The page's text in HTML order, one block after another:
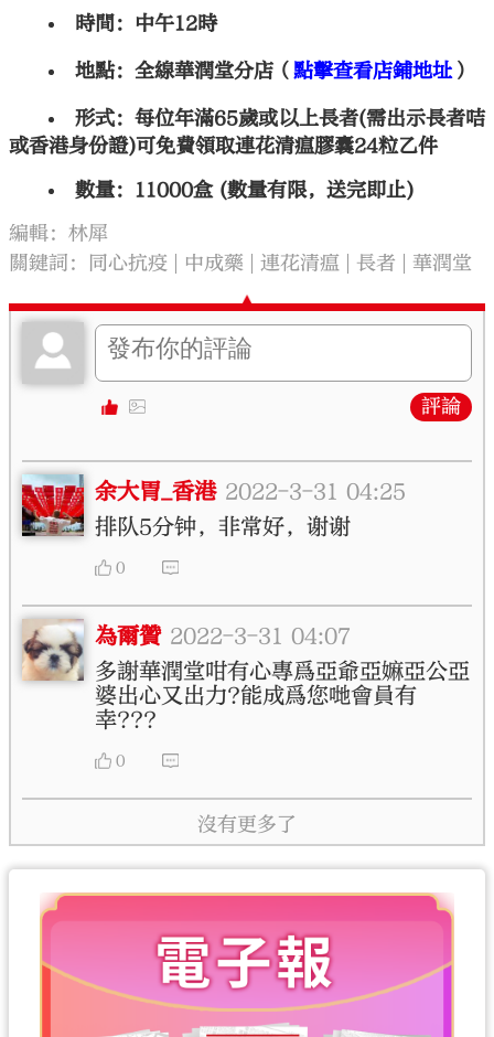
時間：中午12時
地點：全線華潤堂分店（點擊查看店鋪地址 ）
形式：每位年滿65歲或以上長者(需出示長者咭
或香港身份證)可免費領取連花清瘟膠囊24粒乙件
數量：11000盒 (數量有限，送完即止)
編輯：林犀
關鍵詞：
同心抗疫 中成藥 連花清瘟 長者 華潤堂
評論
余大胃_香港 2022-3-31 04:25
排队5分钟，非常好，谢谢
0
為爾贊 2022-3-31 04:07
多謝華潤堂咁有心專爲亞爺亞嫲亞公亞
婆出心又出力?能成爲您哋會員有
幸???
0
沒有更多了